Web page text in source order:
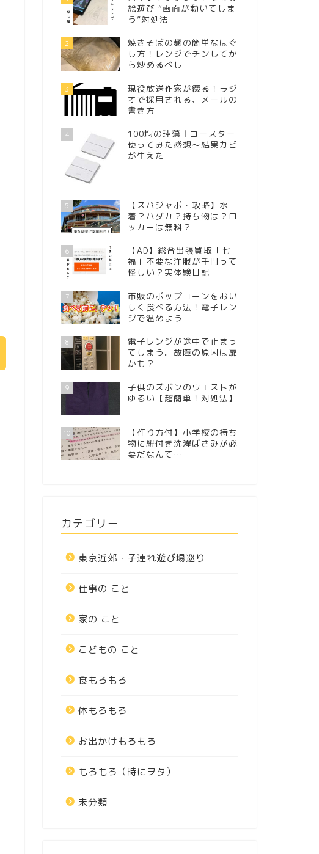
絵遊び “画面が動いてしま
う”対処法
2
焼きそばの麺の簡単なほぐ
し方！レンジでチンしてか
ら炒めるべし
3
現役放送作家が綴る！ラジ
オで採用される、メールの
書き方
4
100均の珪藻土コースター
使ってみた感想～結果カビ
が生えた
5
【スパジャポ・攻略】水
着？ハダカ？持ち物は？ロ
ッカーは無料？
6
【AD】総合出張買取「七
福」不要な洋服が千円って
怪しい？実体験日記
7
市販のポップコーンをおい
しく食べる方法！電子レン
ジで温めよう
8
電子レンジが途中で止まっ
てしまう。故障の原因は扉
かも？
9
子供のズボンのウエストが
ゆるい【超簡単！対処法】
10
【作り方付】小学校の持ち
物に紐付き洗濯ばさみが必
要だなんて…
カテゴリー
東京近郊・子連れ遊び場巡り
仕事の こと
家の こと
こどもの こと
食もろもろ
体もろもろ
お出かけもろもろ
もろもろ（時にヲタ）
未分類